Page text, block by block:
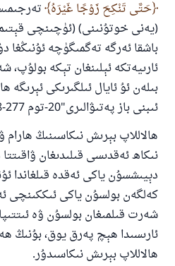
حَتَّى تَنْكِحَ زَوْجًا غَيْرَهُ
(يەنى خوتۇنىنى) (ئۈچىنچى
باشقا ئەرگە تەگمىگۈچە ئۇنىڭغا
ئارىيەتكە ئېلىنغان تېكە
بىلەن ئۇ ئايال ئىلگىرىكى
ئىبنى باز پەتىۋالىرى"20-توم 277-278-بەتلەر].
ھالاللاپ بېرىش نىكاسىنىڭ ھارام
نىكاھ ئەقدىسى قىلىدىغان
دېيىشسۇن ياكى ئەقدە قىلغاندا
كەلگەن بولسۇن ياكى ئىككىنچى
شەرت قىلمىغان بولسۇن ۋە
ئارىسىدا ھېچ پەرق يوق، بۇنىڭ
ھالاللاپ بېرىش نىكاسىدۇر.
ئۇممەتكە جاۋاپ
ياخشىلىققا باشلارپ
ئوخشاش
مۇسلىم رىۋايەت قىلغان (1893)
ئىئائە